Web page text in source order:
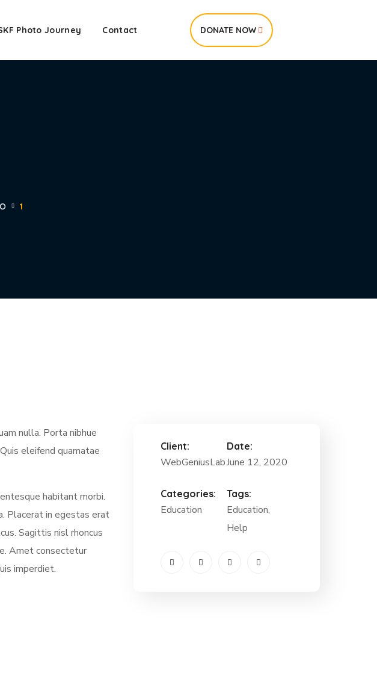
Photo Journey Contact DONATE NOW
1
nulla. Porta nibhue
eleifend quamatae
habitant morbi.
Placerat in egestas erat
Sagittis nisl rhoncus
Amet consectetur
imperdiet.
Client:
WebGeniusLab
Date:
June 12, 2020
Categories:
Education
Tags:
Education,
Help